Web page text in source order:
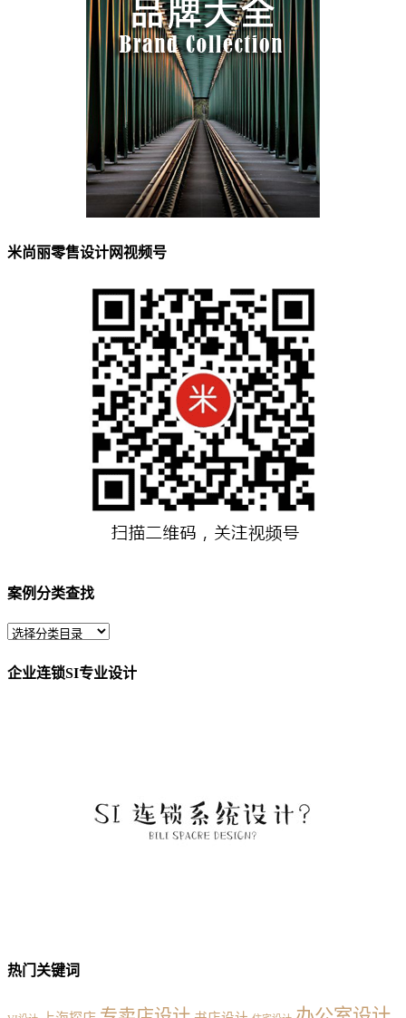
米尚丽零售设计网视频号
案例分类查找
企业连锁SI专业设计
热门关键词